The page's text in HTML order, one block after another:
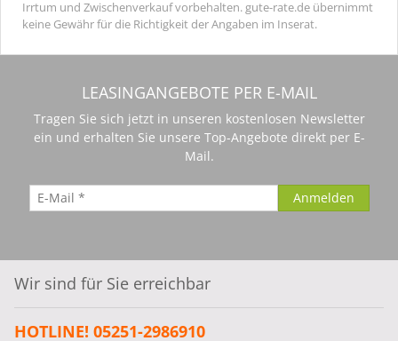
Irrtum und Zwischenverkauf vorbehalten. gute-rate.de übernimmt
keine Gewähr für die Richtigkeit der Angaben im Inserat.
LEASINGANGEBOTE PER E-MAIL
Tragen Sie sich jetzt in unseren kostenlosen Newsletter
ein und erhalten Sie unsere Top-Angebote direkt per E-
Mail.
Wir sind für Sie erreichbar
HOTLINE! 05251-2986910